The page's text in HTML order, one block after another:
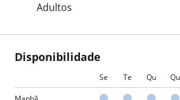
Adultos
Disponibilidade
Se Te Qu Qu